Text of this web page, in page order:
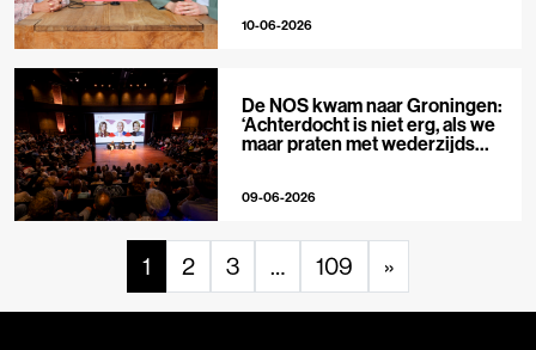
10-06-2026
De NOS kwam naar Groningen:
‘Achterdocht is niet erg, als we
maar praten met wederzijds
09-06-2026
1 2 3 … 109 »